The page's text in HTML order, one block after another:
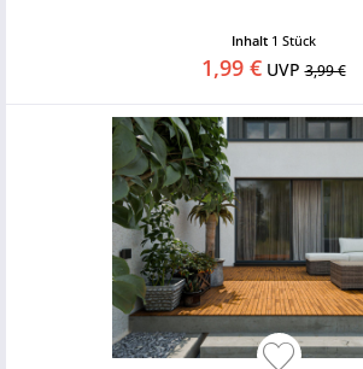
Inhalt 1 Stück
1,99 €UVP3,99 €